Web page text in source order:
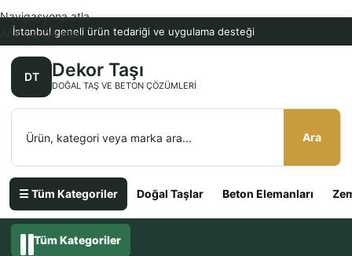
İstanbul geneli ürün tedariği ve uygulama desteği
DT Dekor Taşı
DOĞAL TAŞ VE BETON ÇÖZÜMLERI
Ara
☰ Tüm Kategoriler Doğal Taşlar Beton Elemanları
Navigasyona atla
Ana içeriğe atla
Tüm Kategoriler